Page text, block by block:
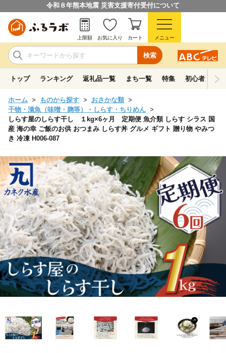
令和８年熊本地震 災害支援寄付受付について
検索
上限額 お気に入り カート メニュー
トップ ランキング 返礼品一覧 まち一覧 特集 初心者ガイド
ホーム ものから探す
おさかな類
干物・漬魚（味噌・麹等）・しらす・ちりめん
しらす屋のしらす干し １kg×6ヶ月 定期便 魚介類 しらす シラス 国
産 海の幸 ご飯のお供 おつまみ しらす丼 グルメ ギフト 贈り物 やみつ
き 冷凍 H006-087